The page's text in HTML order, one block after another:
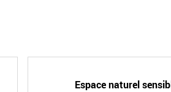
Espace naturel